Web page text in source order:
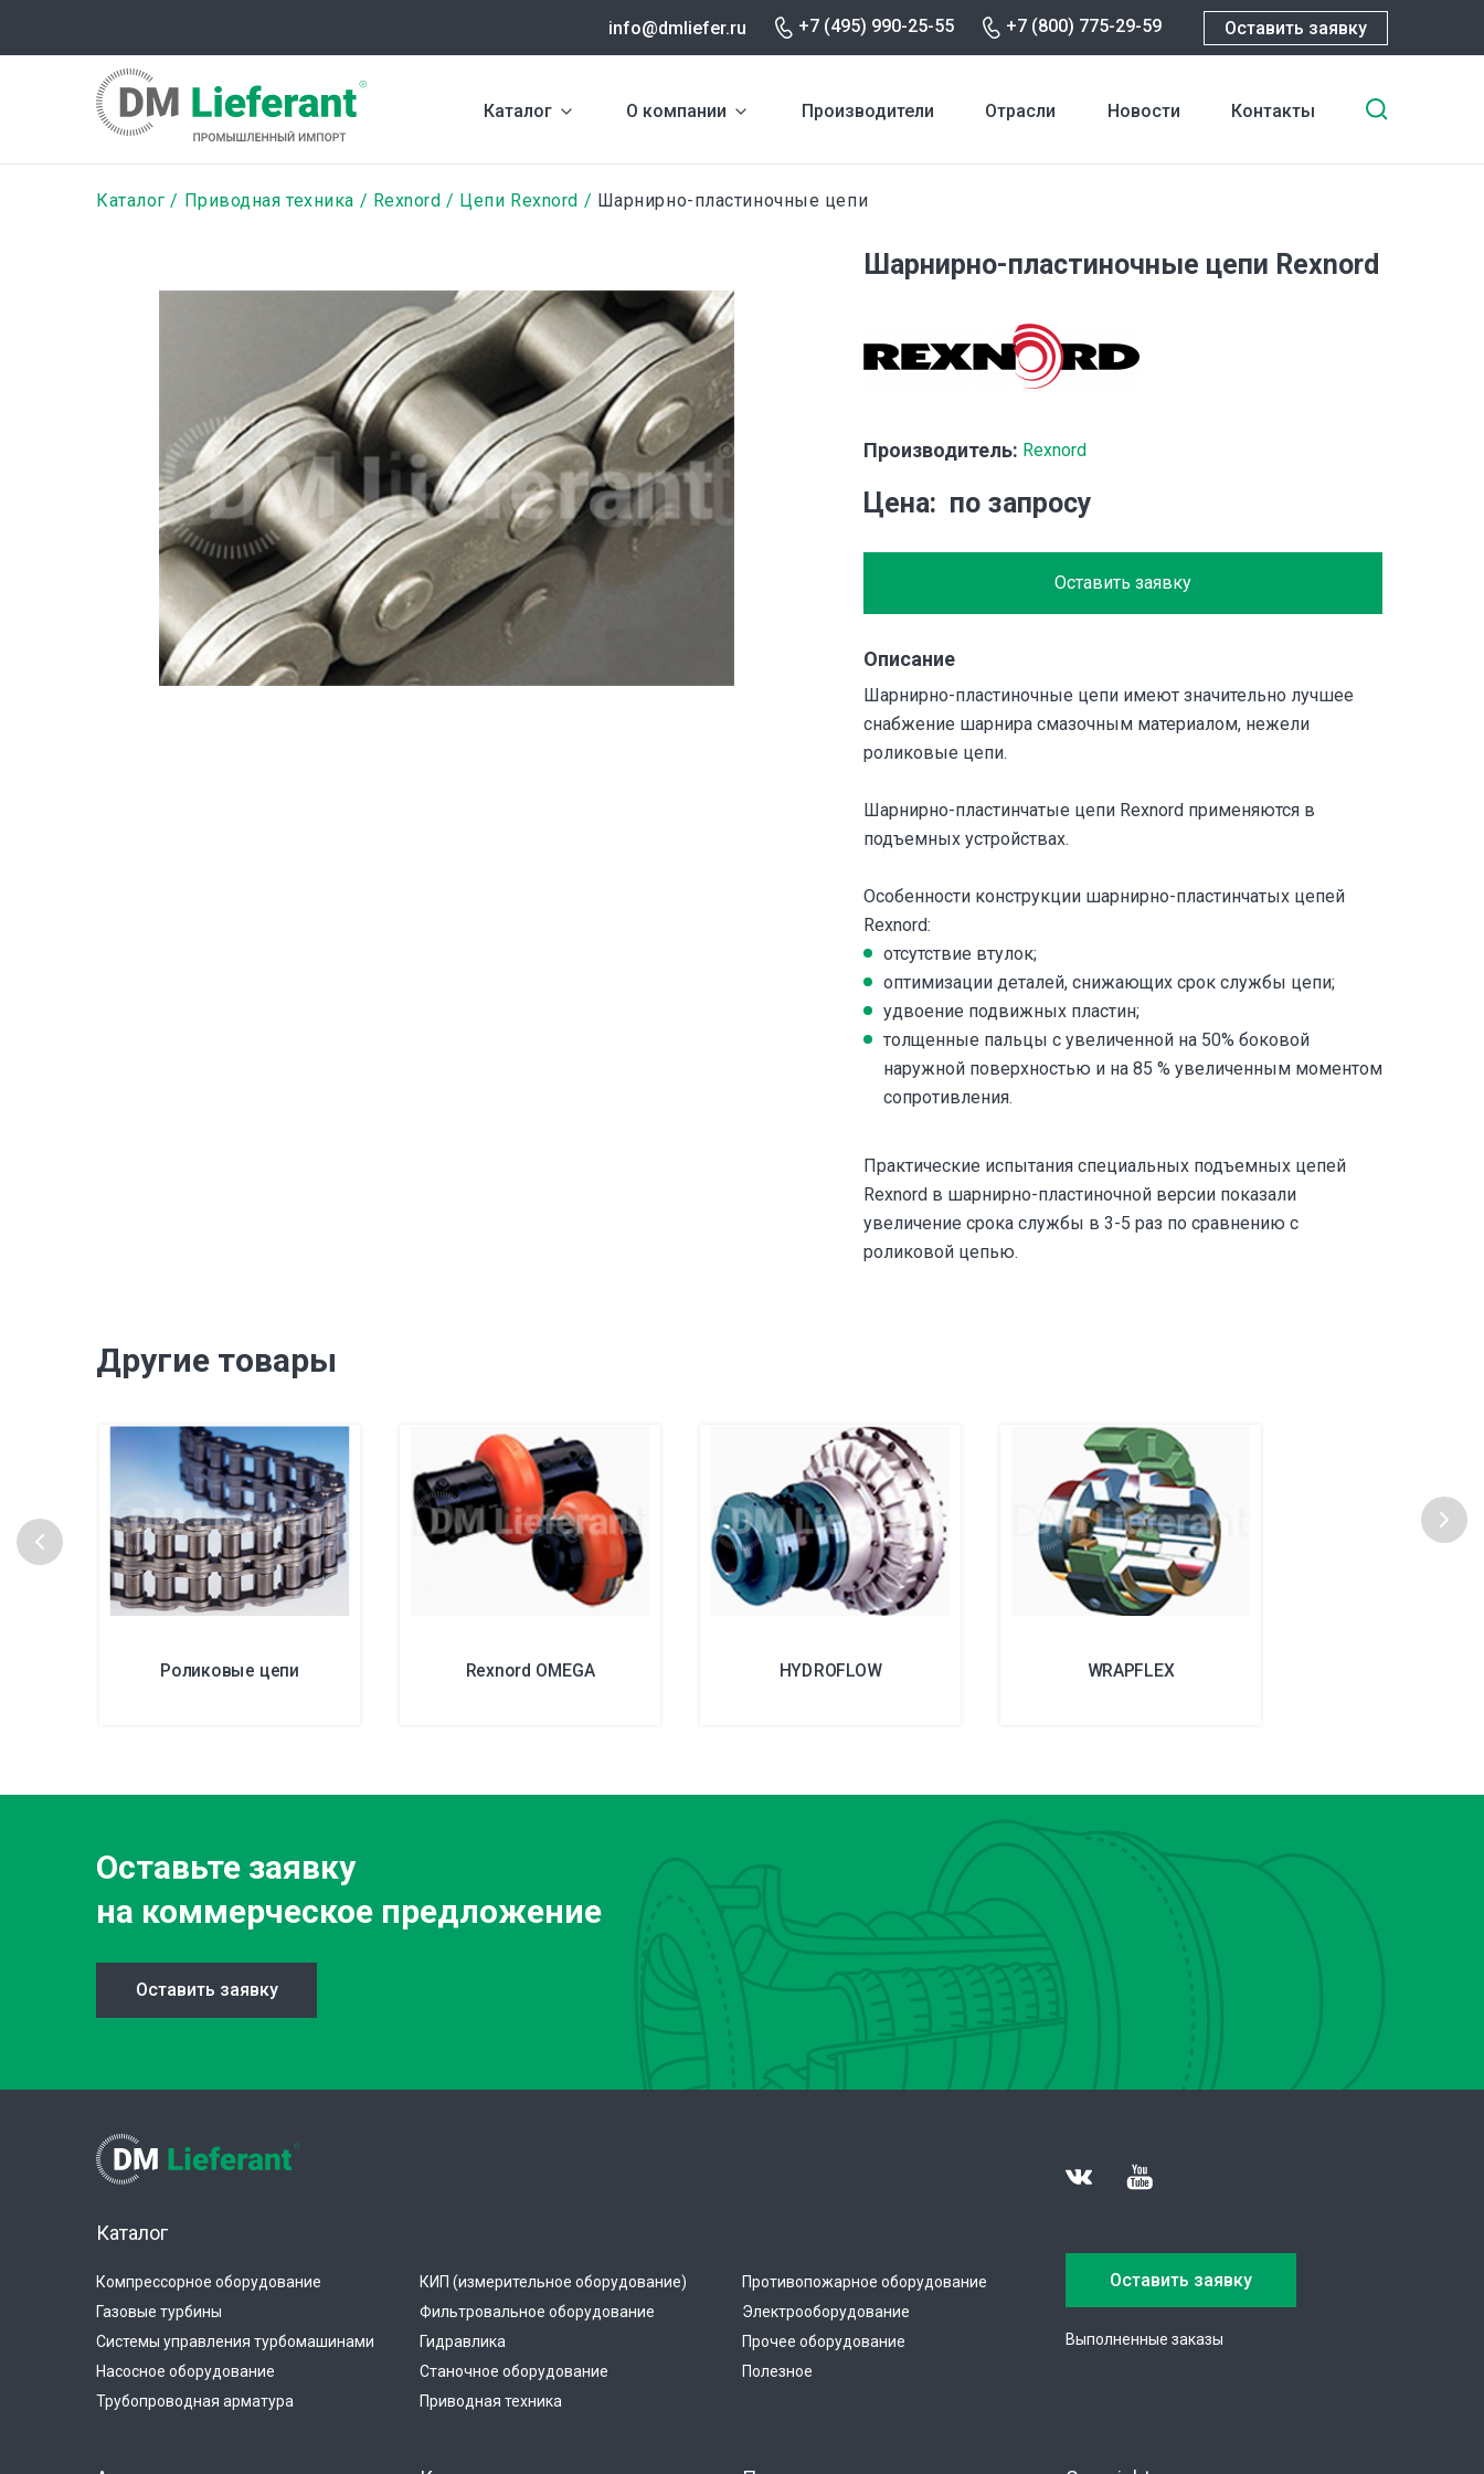
содержанию
info@dmliefer.ru +7 (495) 990-25-55 +7 (800) 775-29-59 Оставить заявку
Каталог О компании Производители Отрасли Новости Контакты
Строка
Каталог Приводная техника Rexnord Цепи Rexnord Шарнирно-пластиночные цепи
Шарнирно-пластиночные цепи Rexnord
Производитель: Rexnord
Цена по запросу
Оставить заявку
Описание
Шарнирно-пластиночные цепи имеют значительно лучшее
снабжение шарнира смазочным материалом, нежели
роликовые цепи.
Шарнирно-пластинчатые цепи Rexnord применяются в
подъемных устройствах.
Особенности конструкции шарнирно-пластинчатых цепей
Rexnord:
отсутствие втулок;
оптимизации деталей, снижающих срок службы цепи;
удвоение подвижных пластин;
толщенные пальцы с увеличенной на 50% боковой
наружной поверхностью и на 85 % увеличенным моментом
сопротивления.
Практические испытания специальных подъемных цепей
Rexnord в шарнирно-пластиночной версии показали
увеличение срока службы в 3-5 раз по сравнению с
роликовой цепью.
Другие товары
Роликовые цепи Rexnord OMEGA HYDROFLOW WRAPFLEX
Оставьте заявку
на коммерческое предложение
Оставить заявку
Каталог
Компрессорное оборудование
Газовые турбины
Системы управления турбомашинами
Насосное оборудование
Трубопроводная арматура
КИП (измерительное оборудование)
Фильтровальное оборудование
Гидравлика
Станочное оборудование
Приводная техника
Противопожарное оборудование
Электрооборудование
Прочее оборудование
Полезное
Оставить заявку
Выполненные заказы